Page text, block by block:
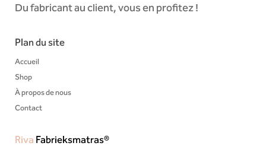
Du fabricant au client, vous en profitez !
Plan du site
Accueil
Shop
À propos de nous
Contact
Riva Fabrieksmatras®